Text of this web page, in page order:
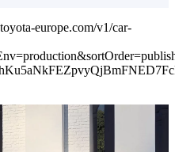
europe.com/v1/car-